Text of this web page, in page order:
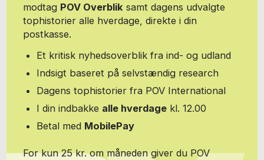
modtag POV Overblik samt dagens udvalgte
tophistorier alle hverdage, direkte i din
postkasse.
Et kritisk nyhedsoverblik fra ind- og udland
Indsigt baseret på selvstændig research
Dagens tophistorier fra POV International
I din indbakke alle hverdage kl. 12.00
Betal med MobilePay
For kun 25 kr. om måneden giver du POV